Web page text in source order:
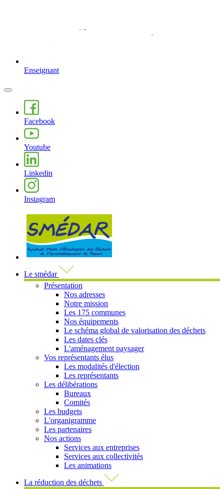
Enseignant
MENU
PRINCIPAL
Facebook
Youtube
Linkedin
Instagram
Le smédar
Présentation
Nos adresses
Notre mission
Les 175 communes
Nos équipements
Le schéma global de valorisation des déchets
Les dates clés
L'aménagement paysager
Vos représentants élus
Les modalités d'élection
Les représentants
Les délibérations
Bureaux
Comités
Les budgets
L'organigramme
Les partenaires
Nos actions
Services aux entreprises
Services aux collectivités
Les animations
La réduction des déchets